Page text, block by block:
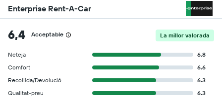
Enterprise Rent-A-Car
6,4 Acceptable La millor valorada
Neteja
6.8
Comfort
6.6
Recollida/Devolució
6.3
Qualitat-preu
6.3